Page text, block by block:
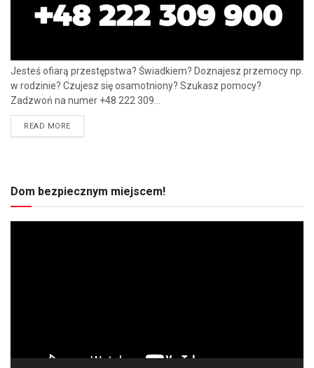
Jesteś ofiarą przestępstwa? Świadkiem? Doznajesz przemocy np.
w rodzinie? Czujesz się osamotniony? Szukasz pomocy?
Zadzwoń na numer +48 222 309...
READ MORE
Dom bezpiecznym miejscem!